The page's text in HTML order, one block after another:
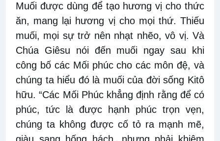
Muối được dùng để tạo hương vị cho thức
ăn, mang lại hương vị cho mọi thứ. Thiếu
muối, mọi sự trở nên nhạt nhẽo, vô vị. Và
Chúa Giêsu nói đến muối ngay sau khi
công bố các Mối phúc cho các môn đệ, và
chúng ta hiểu đó là muối của đời sống Kitô
hữu. “Các Mối Phúc khẳng định rằng để có
phúc, tức là được hạnh phúc trọn vẹn,
chúng ta không được cố tỏ ra mạnh mẽ,